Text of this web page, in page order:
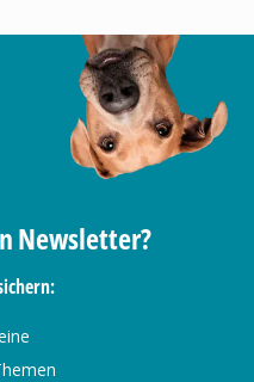
Newsletter?